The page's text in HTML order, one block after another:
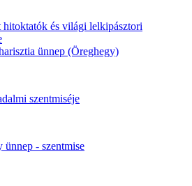
és világi lelkipásztori
ünnep (Öreghegy)
szentmiséje
ünnep - szentmise